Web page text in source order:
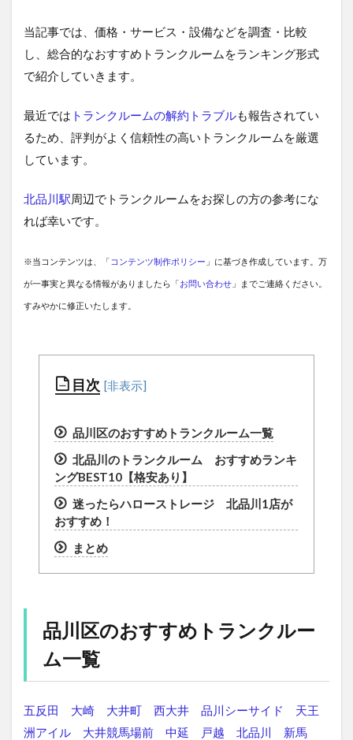
当記事では、価格・サービス・設備などを調査・比較
し、総合的なおすすめトランクルームをランキング形式
で紹介していきます。
最近では トランクルームの解約トラブルも報告されてい
るため、評判がよく信頼性の高いトランクルームを厳選
しています。
北品川駅周辺でトランクルームをお探しの方の参考にな
れば幸いです。
※当コンテンツは、「 コンテンツ制作ポリシー 」に基づき作成しています。万
が一事実と異なる情報がありましたら「お問い合わせ 」までご連絡ください。
すみやかに修正いたします。
目次
品川区のおすすめトランクルーム一覧
北品川のトランクルーム おすすめランキ
ングBEST10【格安あり】
迷ったらハローストレージ 北品川1店が
おすすめ！
まとめ
品川区のおすすめトランクルー
ム一覧
五反田 大崎 大井町 西大井 品川シーサイド
天王
洲アイル
大井競馬場前 中延 戸越 北品川
新馬